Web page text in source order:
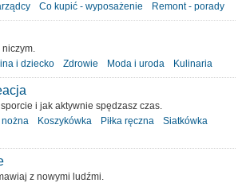
Co kupić - wyposażenie Remont - porady
niczym.
i dziecko Zdrowie Moda i uroda Kulinaria
i jak aktywnie spędzasz czas.
nożna Koszykówka Piłka ręczna
Siatkówka
z nowymi ludźmi.